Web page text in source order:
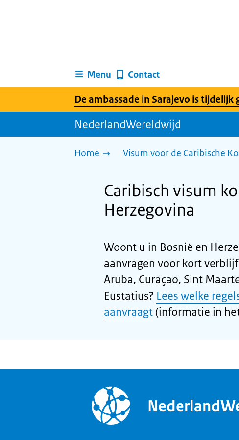
Menu Contact
De ambassade in Sarajevo is
NederlandWereldwijd
Home Visum voor de Caribische
Caribisch visum
Herzegovina
Woont u in Bosnië en
aanvragen voor kort
Aruba, Curaçao, Sint
Eustatius? Lees welke
aanvraagt (informatie in